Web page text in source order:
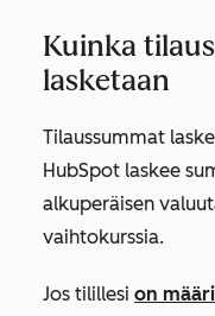
Kuinka
lasketaan
Tilaussummat
HubSpot laskee
alkuperäisen
vaihtokurssia.
Jos tilillesi on